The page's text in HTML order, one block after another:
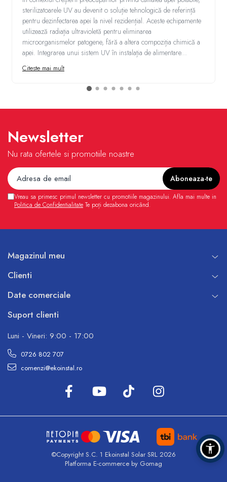
sterilizatoarele UV au devenit o soluție tehnologică de referință
pentru dezinfectarea apei la nivel rezidențial. Aceste echipamente
utilizează radiația ultravioletă pentru eliminarea
microorganismelor patogene, fără a altera compoziția chimică a
apei. Integrarea unui sistem UV în instalația de alimentare...
Citeste mai mult
Newsletter
Nu rata ofertele si promotiile noastre
Vreau sa primesc primul newsletter cu promotiile magazinului. Afla mai multe in
Politica de Confidentialitate Te poți dezabona oricând.
Magazinul meu
Clienti
Date comerciale
Suport clienti
Luni - Vineri: 9:00 - 17:00
0726 802 707
comenzi@ekoinstal.ro
©Copyright S.C. 1 Ekoinstal Solar SRL 2026
Platforma E-commerce by Gomag